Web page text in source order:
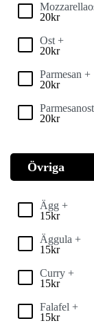
20kr
Ost +
20kr
Parmesan +
20kr
20kr
Övriga
Ägg +
15kr
Äggula +
15kr
Curry +
15kr
Falafel +
15kr